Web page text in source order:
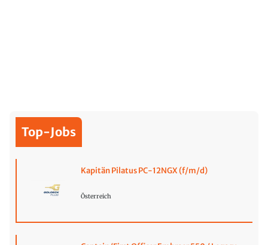
Top-Jobs
Kapitän Pilatus PC-12NGX (f/m/d)
Österreich